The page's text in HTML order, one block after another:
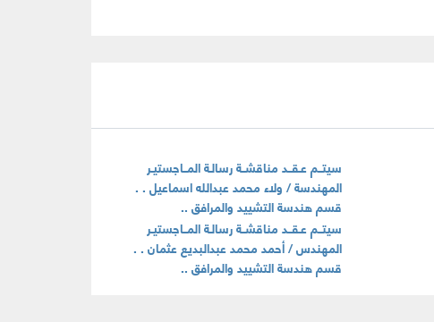
سيتــم عـقــد مناقشــة رسالـة المــاجستيـر
المهندسة / ولاء محمد عبدالله اسماعيل . .
قسم هندسة التشييد والمرافق ..
سيتــم عـقــد مناقشــة رسالـة المــاجستيـر
المهندس / أحمد محمد عبدالبديع عثمان . .
قسم هندسة التشييد والمرافق ..